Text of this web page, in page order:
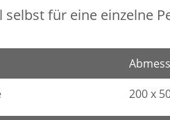
selbst für eine einzelne
200 x